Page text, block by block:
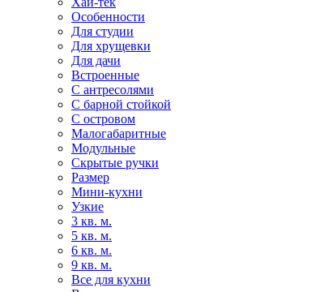
Особенности
Для студии
Для хрущевки
Для дачи
Встроенные
С антресолями
С барной стойкой
С островом
Малогабаритные
Модульные
Скрытые ручки
Размер
Мини-кухни
Узкие
3 кв. м.
5 кв. м.
6 кв. м.
9 кв. м.
Все для кухни